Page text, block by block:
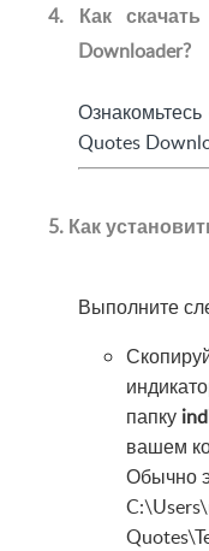
4. Как
Downloader?
Ознакомьтесь
Quotes
5. Как
Выполните
папку
вашем
Обычно